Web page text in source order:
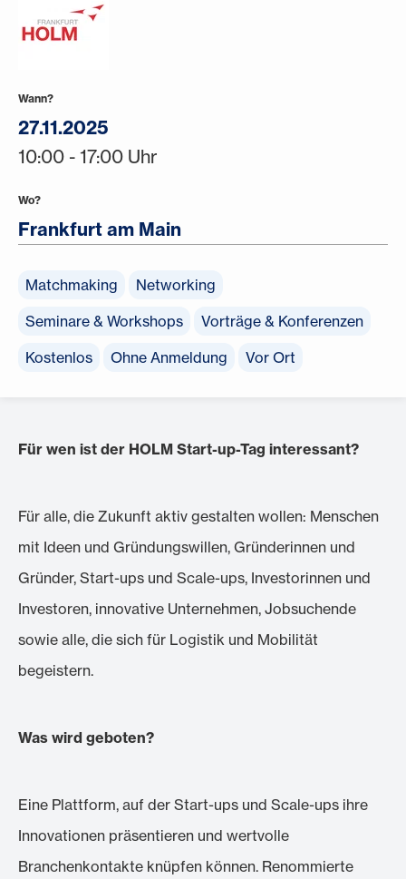
Wann?
27.11.2025
10:00 - 17:00 Uhr
Wo?
Frankfurt am Main
Matchmaking
Networking
Seminare & Workshops
Vorträge & Konferenzen
Kostenlos
Ohne Anmeldung Vor Ort
Für wen ist der HOLM Start-up-Tag interessant?
Für alle, die Zukunft aktiv gestalten wollen: Menschen
mit Ideen und Gründungswillen, Gründerinnen und
Gründer, Start-ups und Scale-ups, Investorinnen und
Investoren, innovative Unternehmen, Jobsuchende
sowie alle, die sich für Logistik und Mobilität
begeistern.
Was wird geboten?
Eine Plattform, auf der Start-ups und Scale-ups ihre
Innovationen präsentieren und wertvolle
Branchenkontakte knüpfen können. Renommierte